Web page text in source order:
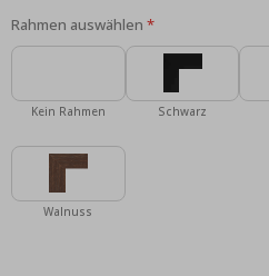
Rahmen auswählen
Kein Rahmen Schwarz
Walnuss